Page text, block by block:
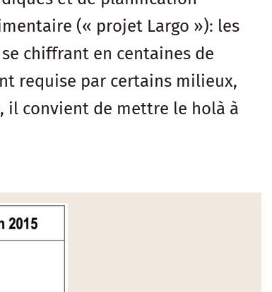
(« projet Largo »): les
chiffrant en centaines de
requise par certains milieux,
il convient de mettre le holà à